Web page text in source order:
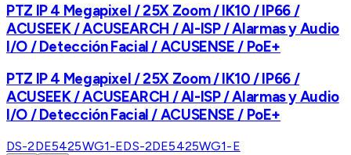
PTZ IP 4 Megapixel / 25X Zoom / IK10 / IP66 /
ACUSEEK / ACUSEARCH / AI-ISP / Alarmas y Audio
I/O / Detección Facial / ACUSENSE / PoE+
PTZ IP 4 Megapixel / 25X Zoom / IK10 / IP66 /
ACUSEEK / ACUSEARCH / AI-ISP / Alarmas y Audio
I/O / Detección Facial / ACUSENSE / PoE+
DS-2DE5425WG1-EDS-2DE5425WG1-E